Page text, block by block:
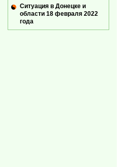
Ситуация в Донецке и
области 18 февраля 2022
года